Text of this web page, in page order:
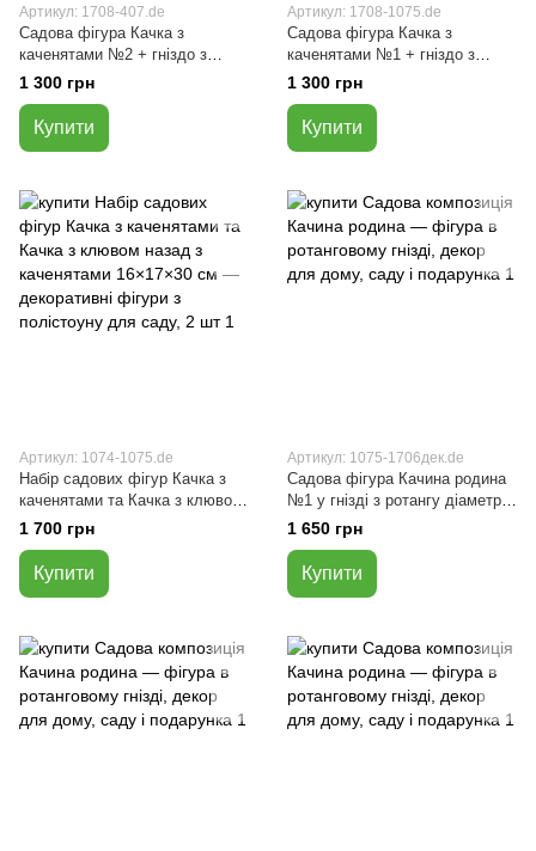
Артикул: 1708-407.de
Садова фігура Качка з
каченятами №2 + гніздо з
лози, діаметр 45 см
1 300 грн
Купити
Артикул: 1708-1075.de
Садова фігура Качка з
каченятами №1 + гніздо з
лози, діаметр 45 см
1 300 грн
Купити
Артикул: 1074-1075.de
Набір садових фігур Качка з
каченятами та Качка з клювом
назад з каченятами 16×17×30
см, 2 шт
1 700 грн
Купити
Артикул: 1075-1706дек.de
Садова фігура Качина родина
№1 у гнізді з ротангу діаметр
45 см — декор для дому
1 650 грн
Купити